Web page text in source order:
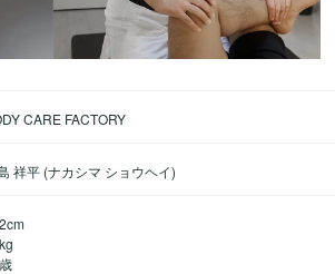
CARE FACTORY
祥平 (ナカシマ ショウヘイ)